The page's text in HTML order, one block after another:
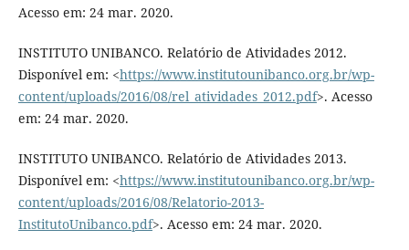
Acesso em: 24 mar. 2020.
INSTITUTO UNIBANCO. Relatório de Atividades 2012.
Disponível em: <https://www.institutounibanco.org.br/wp-
content/uploads/2016/08/rel_atividades_2012.pdf>. Acesso
em: 24 mar. 2020.
INSTITUTO UNIBANCO. Relatório de Atividades 2013.
Disponível em: <https://www.institutounibanco.org.br/wp-
content/uploads/2016/08/Relatorio-2013-
InstitutoUnibanco.pdf>. Acesso em: 24 mar. 2020.